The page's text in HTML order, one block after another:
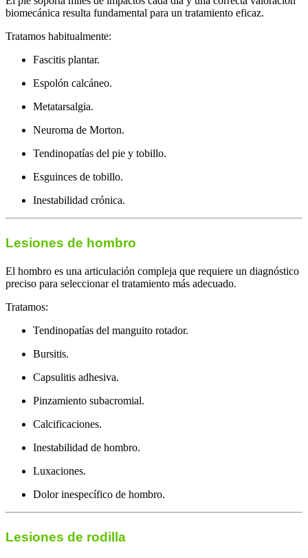
biomecánica resulta fundamental para un tratamiento eficaz.
Tratamos habitualmente:
Fascitis plantar.
Espolón calcáneo.
Metatarsalgia.
Neuroma de Morton.
Tendinopatías del pie y tobillo.
Esguinces de tobillo.
Inestabilidad crónica.
Lesiones de hombro
El hombro es una articulación compleja que requiere un diagnóstico
preciso para seleccionar el tratamiento más adecuado.
Tratamos:
Tendinopatías del manguito rotador.
Bursitis.
Capsulitis adhesiva.
Pinzamiento subacromial.
Calcificaciones.
Inestabilidad de hombro.
Luxaciones.
Dolor inespecífico de hombro.
Lesiones de rodilla